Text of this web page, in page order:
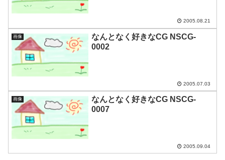
2005.08.21
画像
なんとなく好きなCG NSCG-
0002
2005.07.03
画像
なんとなく好きなCG NSCG-
0007
2005.09.04